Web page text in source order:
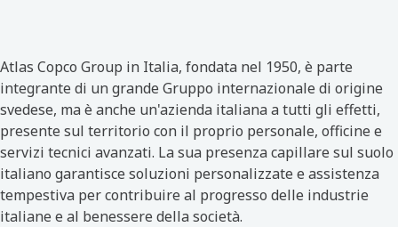
Atlas Copco Group in Italia, fondata nel 1950, è parte
integrante di un grande Gruppo internazionale di origine
svedese, ma è anche un'azienda italiana a tutti gli effetti,
presente sul territorio con il proprio personale, officine e
servizi tecnici avanzati. La sua presenza capillare sul suolo
italiano garantisce soluzioni personalizzate e assistenza
tempestiva per contribuire al progresso delle industrie
italiane e al benessere della società.